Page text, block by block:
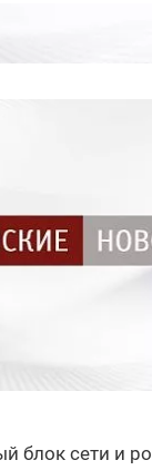
блок сети и